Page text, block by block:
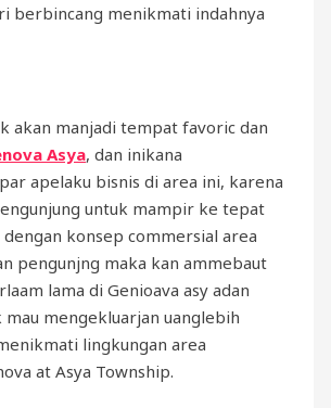
berbincang menikmati indahnya
akan manjadi tempat favoric dan
Asya, dan inikana
apelaku bisnis di area ini, karena
untuk mampir ke tepat
dengan konsep commersial area
pengunjng maka kan ammebaut
lama di Genioava asy adan
mengekluarjan uanglebih
lingkungan area
at Asya Township.